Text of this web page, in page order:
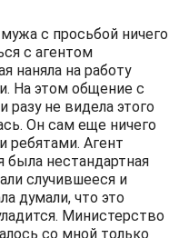
с просьбой ничего
с агентом
наняла на работу
На этом общение с
не видела этого
Он сам еще ничего
ребятами. Агент
была нестандартная
случившееся и
думали, что это
Министерство
со мной только